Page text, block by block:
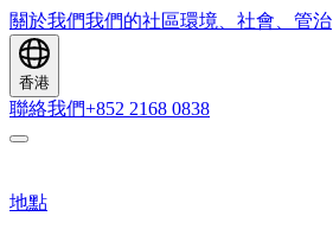
關於我們我們的社區環境、社會、管治
香港
聯絡我們+852 2168 0838
地點